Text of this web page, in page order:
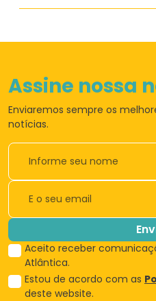
Assine nossa
Enviaremos sempre os
notícias.
Aceito receber
Atlântica.
Estou de acordo com as
deste website.